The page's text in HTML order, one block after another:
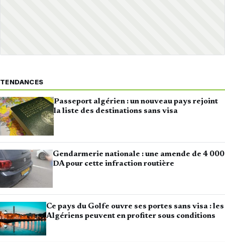
TENDANCES
Passeport algérien : un nouveau pays rejoint
la liste des destinations sans visa
Gendarmerie nationale : une amende de 4 000
DA pour cette infraction routière
Ce pays du Golfe ouvre ses portes sans visa : les
Algériens peuvent en profiter sous conditions